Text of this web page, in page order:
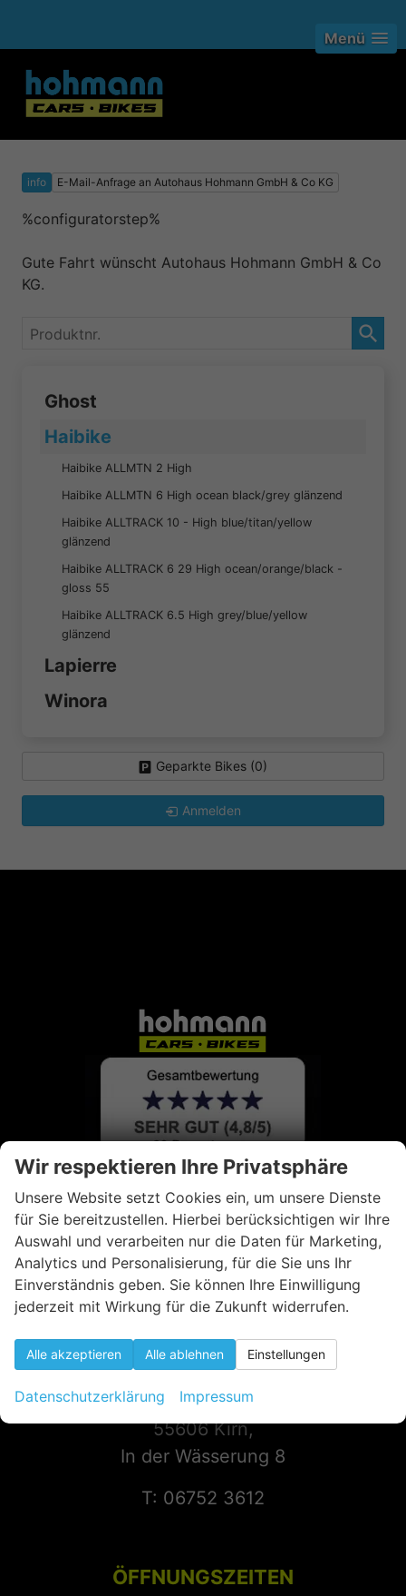
Menü
info E-Mail-Anfrage an Autohaus Hohmann GmbH & Co KG
%configuratorstep%
Gute Fahrt wünscht Autohaus Hohmann GmbH & Co
KG.
Produktnr.
Ghost
Haibike
Haibike ALLMTN 2 High
Haibike ALLMTN 6 High ocean black/grey glänzend
Haibike ALLTRACK 10 - High blue/titan/yellow
glänzend
Haibike ALLTRACK 6 29 High ocean/orange/black -
gloss 55
Haibike ALLTRACK 6.5 High grey/blue/yellow
glänzend
Lapierre
Winora
Geparkte Bikes (0)
Anmelden
KONTAKT
55606 Kirn,
In der Wässerung 8
T: 06752 3612
ÖFFNUNGSZEITEN
Wir respektieren Ihre Privatsphäre
Unsere Website setzt Cookies ein, um unsere Dienste
für Sie bereitzustellen. Hierbei berücksichtigen wir Ihre
Auswahl und verarbeiten nur die Daten für Marketing,
Analytics und Personalisierung, für die Sie uns Ihr
Einverständnis geben. Sie können Ihre Einwilligung
jederzeit mit Wirkung für die Zukunft widerrufen.
Alle akzeptieren Alle ablehnen Einstellungen
Datenschutzerklärung Impressum